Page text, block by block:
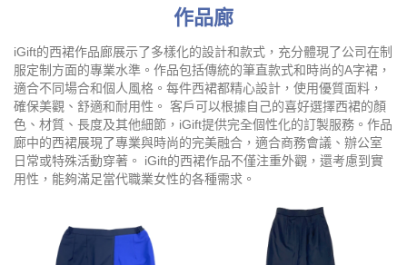
作品廊
iGift的西裙作品廊展示了多樣化的設計和款式，充分體現了公司在制
服定制方面的專業水準。作品包括傳統的筆直款式和時尚的A字裙，
適合不同場合和個人風格。每件西裙都精心設計，使用優質面料，
確保美觀、舒適和耐用性。 客戶可以根據自己的喜好選擇西裙的顏
色、材質、長度及其他細節，iGift提供完全個性化的訂製服務。作品
廊中的西裙展現了專業與時尚的完美融合，適合商務會議、辦公室
日常或特殊活動穿著。 iGift的西裙作品不僅注重外觀，還考慮到實
用性，能夠滿足當代職業女性的各種需求。